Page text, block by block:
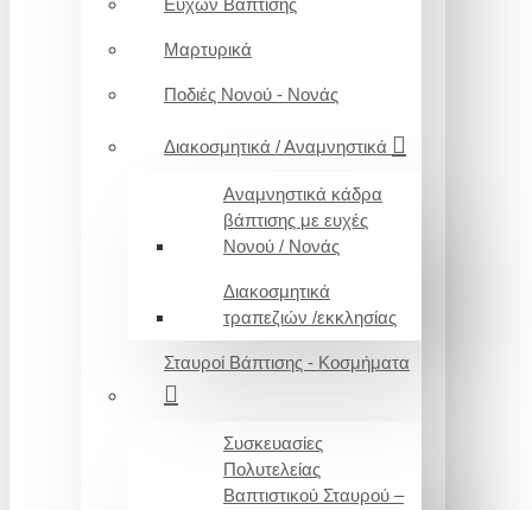
Ευχών Βάπτισης
Μαρτυρικά
Ποδιές Νονού - Νονάς
Διακοσμητικά / Αναμνηστικά
Αναμνηστικά κάδρα
βάπτισης με ευχές
Νονού / Νονάς
Διακοσμητικά
τραπεζιών /εκκλησίας
Σταυροί Βάπτισης - Κοσμήματα
Συσκευασίες
Πολυτελείας
Βαπτιστικού Σταυρού –